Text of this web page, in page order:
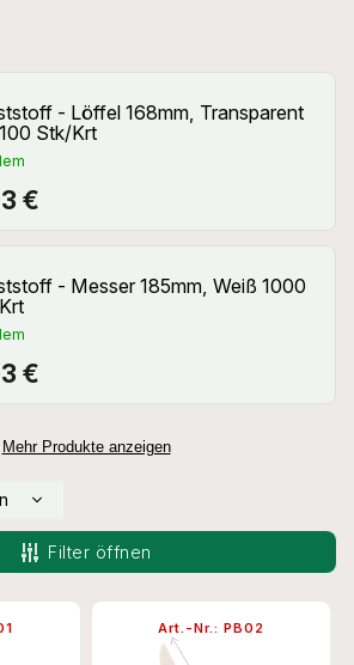
- Löffel 168mm, Transparent
Stk/Krt
€
- Messer 185mm, Weiß 1000
€
Mehr Produkte anzeigen
Filter öffnen
Art.-Nr.: PB02